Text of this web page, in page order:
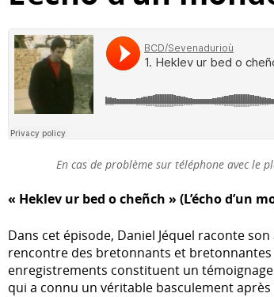
En cas de problème sur téléphone avec le
« Heklev ur bed o cheñch » (L’écho d’un
Dans cet épisode, Daniel Jéquel raconte
rencontre des bretonnants et bretonnantes
enregistrements constituent un
qui a connu un véritable basculement